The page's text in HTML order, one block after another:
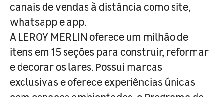
canais de vendas à distância como site,
whatsapp e app.
A LEROY MERLIN oferece um milhão de
itens em 15 seções para construir, reformar
e decorar os lares. Possui marcas
exclusivas e oferece experiências únicas